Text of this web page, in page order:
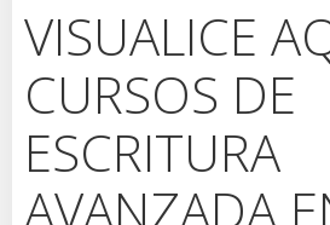
VISUALICE
CURSOS DE
ESCRITURA
AVANZADA